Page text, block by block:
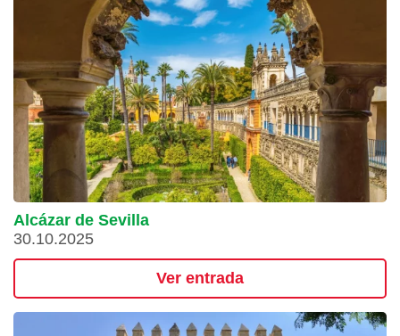
Alcázar de Sevilla
30.10.2025
Ver entrada